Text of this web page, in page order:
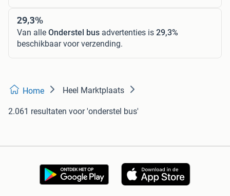
29,3%
Van alle Onderstel bus advertenties is 29,3%
beschikbaar voor verzending.
Home Heel Marktplaats
2.061 resultaten voor 'onderstel bus'